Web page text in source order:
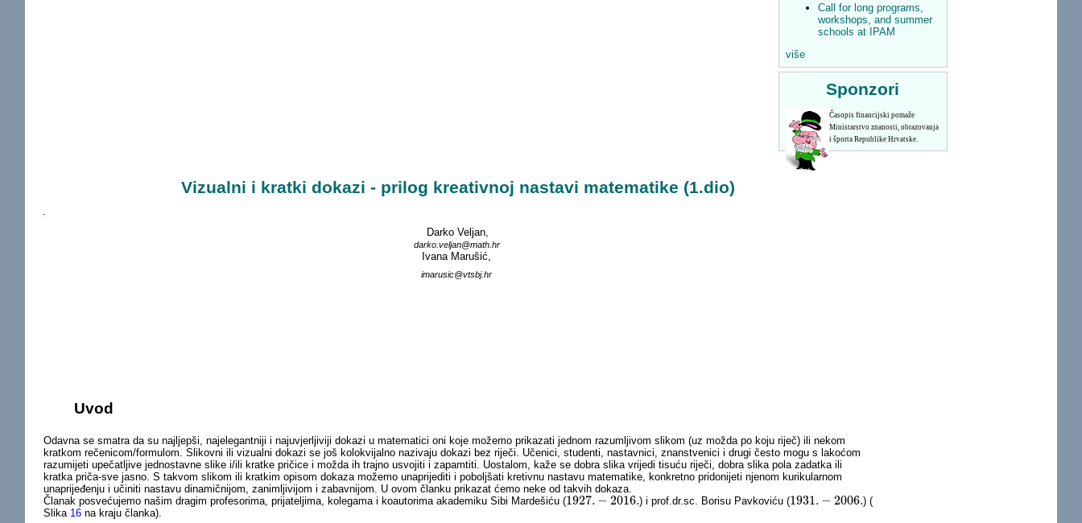
Call for long programs,
workshops, and summer
schools at IPAM
više
Sponzori
Časopis financijski pomaže
Ministarstvo znanosti, obrazovanja
i športa Republike Hrvatske.
Vizualni i kratki dokazi - prilog kreativnoj nastavi matematike (1.dio)
Darko Veljan,
darko.veljan@math.hr
Ivana Marušić,
imarusic@vtsbj.hr
Uvod
Odavna se smatra da su najljepši, najelegantniji i najuvjerljiviji dokazi u matematici oni koje možemo prikazati jednom razumljivom slikom (uz možda po koju riječ) ili nekom
kratkom rečenicom/formulom. Slikovni ili vizualni dokazi se još kolokvijalno nazivaju dokazi bez riječi. Učenici, studenti, nastavnici, znanstvenici i drugi često mogu s lakoćom
razumijeti upečatljive jednostavne slike i/ili kratke pričice i možda ih trajno usvojiti i zapamtiti. Uostalom, kaže se dobra slika vrijedi tisuću riječi, dobra slika pola zadatka ili
kratka priča-sve jasno. S takvom slikom ili kratkim opisom dokaza možemo unaprijediti i poboljšati kretivnu nastavu matematike, konkretno pridonijeti njenom kurikularnom
unaprijeđenju i učiniti nastavu dinamičnijom, zanimljivijom i zabavnijom. U ovom članku prikazat ćemo neke od takvih dokaza.
Članak posvećujemo našim dragim profesorima, prijateljima, kolegama i koautorima akademiku Sibi Mardešiću (1927. − 2016.
1927.− 2016. ) i prof.dr.sc. Borisu Pavkoviću (1931. − 2006.
1931.− 2006.
) (
Slika 16na kraju članka).